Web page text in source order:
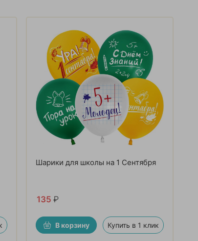
Шарики для школы на 1 Сентября
135 ₽
В корзину Купить в 1 клик